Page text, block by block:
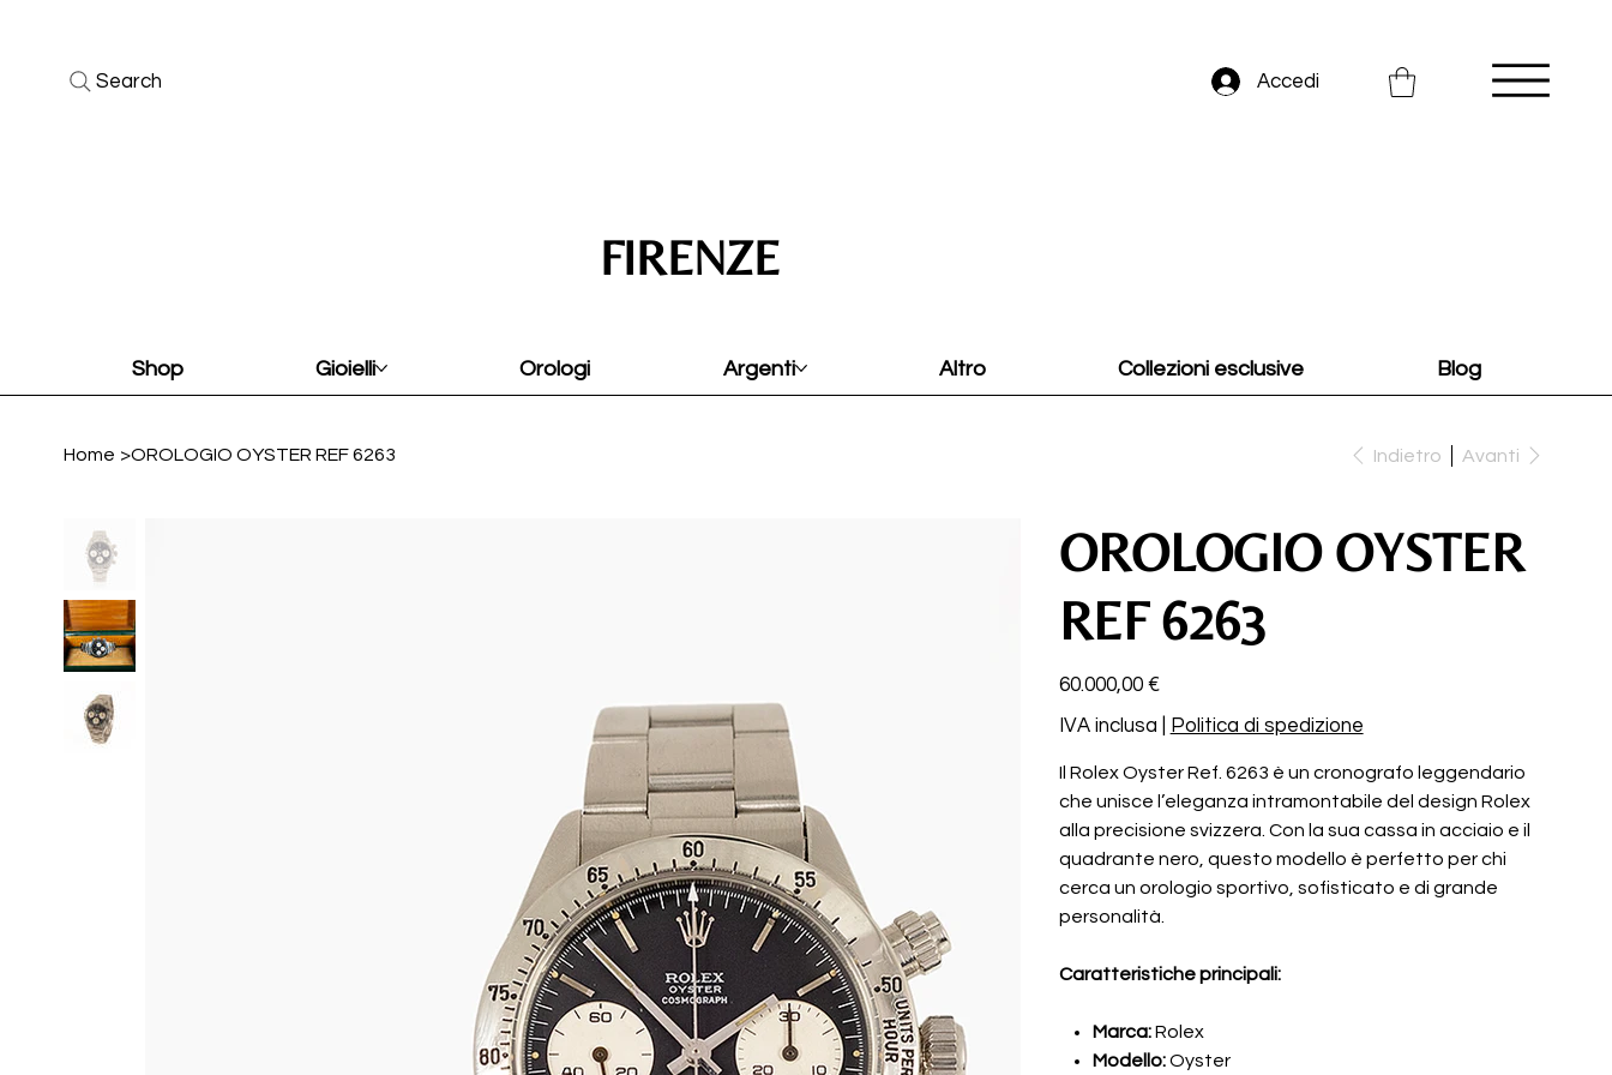
Search Accedi
FIRENZE
Shop Gioielli Orologi Argenti Altro Collezioni esclusive Blog
Home >OROLOGIO OYSTER REF 6263 Indietro Avanti
OROLOGIO OYSTER
REF 6263
Prezzo
60.000,00 €
IVA inclusa
Politica di spedizione
Il Rolex Oyster Ref. 6263 è un cronografo leggendario
che unisce l’eleganza intramontabile del design Rolex
alla precisione svizzera. Con la sua cassa in acciaio e il
quadrante nero, questo modello è perfetto per chi
cerca un orologio sportivo, sofisticato e di grande
personalità.
Caratteristiche principali:
Marca:Rolex
Modello:Oyster